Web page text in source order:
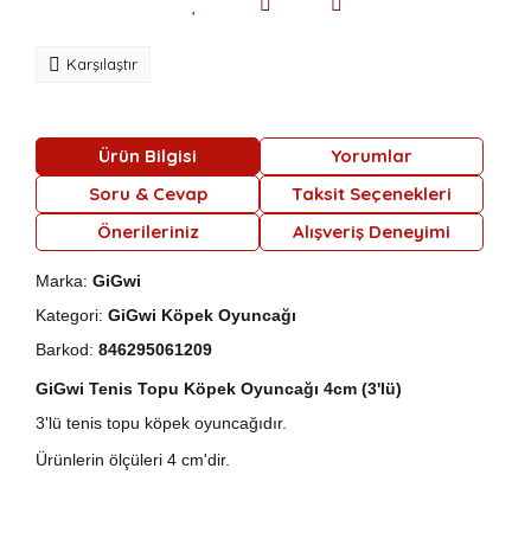
Karşılaştır
Ürün Bilgisi
Yorumlar
Soru & Cevap
Taksit Seçenekleri
Önerileriniz
Alışveriş Deneyimi
Marka: GiGwi
Kategori: GiGwi Köpek Oyuncağı
Barkod: 846295061209
GiGwi Tenis Topu Köpek Oyuncağı 4cm (3'lü)
3'lü tenis topu köpek oyuncağıdır.
Ürünlerin ölçüleri 4 cm'dir.